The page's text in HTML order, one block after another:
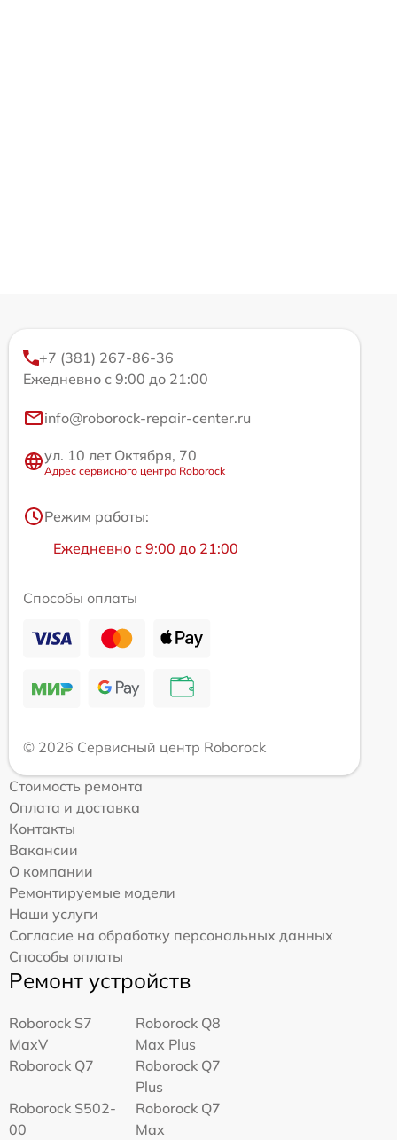
+7 (381) 267-86-36
Ежедневно с 9:00 до 21:00
info@roborock-repair-center.ru
ул. 10 лет Октября, 70
Адрес сервисного центра Roborock
Режим работы:
Ежедневно с 9:00 до 21:00
Способы оплаты
© 2026 Сервисный центр Roborock
Стоимость ремонта
Оплата и доставка
Контакты
Вакансии
О компании
Ремонтируемые модели
Наши услуги
Согласие на обработку персональных данных
Способы оплаты
Ремонт устройств
Roborock S7
MaxV
Roborock Q8
Max Plus
Roborock Q7
Roborock Q7
Plus
Roborock S502-
00
Roborock Q7
Max